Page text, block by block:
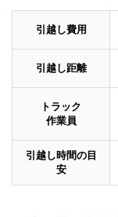
引越し費用
引越し距離
トラック
作業員
引越し時間の目
安